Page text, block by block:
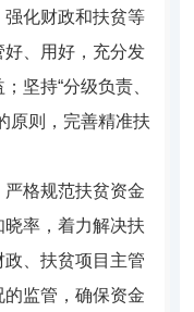
化财政和扶贫等
、用好，充分发
坚持“分级负责、
原则，完善精准扶
严格规范扶贫资金
率，着力解决扶
、扶贫项目主管
监管，确保资金